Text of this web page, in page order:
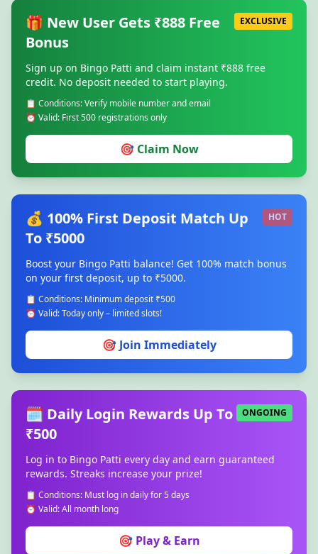
🎁 New User Gets ₹888 Free
Bonus
EXCLUSIVE
Sign up on Bingo Patti and claim instant ₹888 free
credit. No deposit needed to start playing.
📋 Conditions: Verify mobile number and email
⏰ Valid: First 500 registrations only
🎯 Claim Now
💰 100% First Deposit Match Up
To ₹5000
HOT
Boost your Bingo Patti balance! Get 100% match bonus
on your first deposit, up to ₹5000.
📋 Conditions: Minimum deposit ₹500
⏰ Valid: Today only – limited slots!
🎯 Join Immediately
🗓️ Daily Login Rewards Up To
₹500
ONGOING
Log in to Bingo Patti every day and earn guaranteed
rewards. Streaks increase your prize!
📋 Conditions: Must log in daily for 5 days
⏰ Valid: All month long
🎯 Play & Earn